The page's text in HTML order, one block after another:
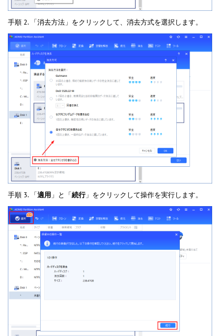
手順 2. 「消去方法」をクリックして、消去方式を選択します。
手順 3. 「適用 」と「続行」をクリックして操作を実行します。